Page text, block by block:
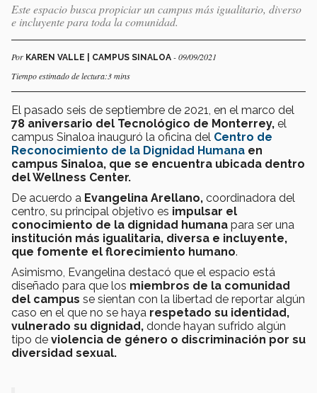
Este espacio busca propiciar un campus más igualitario, diverso
e incluyente para toda la comunidad.
Por KAREN VALLE | CAMPUS SINALOA - 09/09/2021
Tiempo estimado de lectura:3 mins
El pasado seis de septiembre de 2021, en el marco del
78 aniversario del Tecnológico de Monterrey, el
campus Sinaloa inauguró la oficina del Centro de
Reconocimiento de la Dignidad Humana en
campus Sinaloa, que se encuentra ubicada dentro
del Wellness Center.
De acuerdo a Evangelina Arellano, coordinadora del
centro, su principal objetivo es impulsar el
conocimiento de la dignidad humana para ser una
institución más igualitaria, diversa e incluyente,
que fomente el florecimiento humano.
Asimismo, Evangelina destacó que el espacio está
diseñado para que los miembros de la comunidad
del campus se sientan con la libertad de reportar algún
caso en el que no se haya respetado su identidad,
vulnerado su dignidad, donde hayan sufrido algún
tipo de violencia de género o discriminación por su
diversidad sexual.